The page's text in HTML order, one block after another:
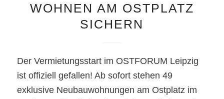
WOHNEN AM OSTPLATZ
SICHERN
Der Vermietungsstart im OSTFORUM Leipzig
ist offiziell gefallen! Ab sofort stehen 49
exklusive Neubauwohnungen am Ostplatz im